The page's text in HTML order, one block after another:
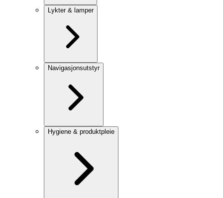
Lykter & lamper
Navigasjonsutstyr
Hygiene & produktpleie